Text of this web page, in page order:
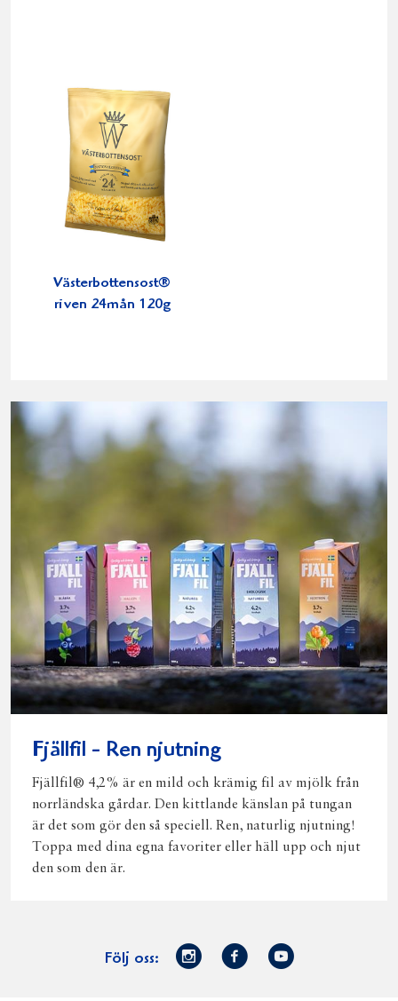
Västerbottensost®
riven 24mån 120g
Fjällfil - Ren njutning
Fjällfil® 4,2% är en mild och krämig fil av mjölk från
norrländska gårdar. Den kittlande känslan på tungan
är det som gör den så speciell. Ren, naturlig njutning!
Toppa med dina egna favoriter eller häll upp och njut
den som den är.
Följ oss:
Norrmejerier
Facebook
Youtube